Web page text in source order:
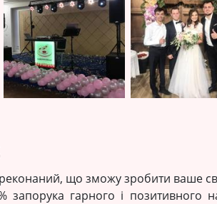
що зможу зробити ваше
запорука гарного і